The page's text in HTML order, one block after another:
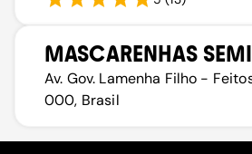
MASCARENHAS
Av. Gov. Lamenha Filho -
000, Brasil